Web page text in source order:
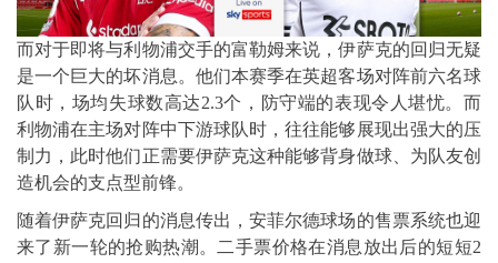
而对于即将与利物浦交手的富勒姆来说，伊萨克的回归无疑
是一个巨大的坏消息。他们本赛季在英超客场对阵前六名球
队时，场均失球数高达2.3个，防守端的表现令人堪忧。而
利物浦在主场对阵中下游球队时，往往能够展现出强大的压
制力，此时他们正需要伊萨克这种能够背身做球、为队友创
造机会的支点型前锋。
随着伊萨克回归的消息传出，安菲尔德球场的售票系统也迎
来了新一轮的抢购热潮。二手票价格在消息放出后的短短2